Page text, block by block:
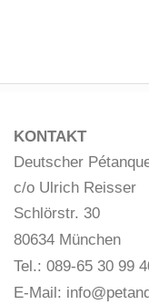
KONTAKT
Deutscher
c/o Ulrich Reisser
Schlörstr. 30
80634 München
Tel.: 089-65 30 99
E-Mail: